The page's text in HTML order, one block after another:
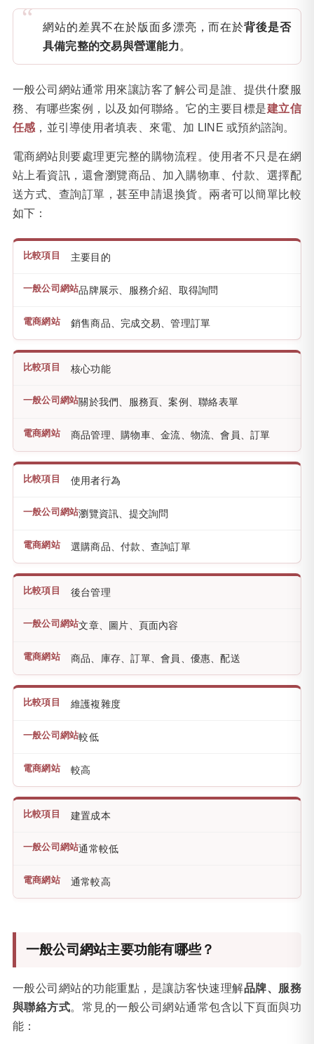
網站的差異不在於版面多漂亮，而在於背後是否
具備完整的交易與營運能力。
一般公司網站通常用來讓訪客了解公司是誰、提供什麼服
務、有哪些案例，以及如何聯絡。它的主要目標是建立信
任感 ，並引導使用者填表、來電、加 LINE 或預約諮詢。
電商網站則要處理更完整的購物流程。使用者不只是在網
站上看資訊，還會瀏覽商品、加入購物車、付款、選擇配
送方式、查詢訂單，甚至申請退換貨。兩者可以簡單比較
如下：
主要目的
品牌展示、服務介紹、取得詢問
銷售商品、完成交易、管理訂單
核心功能
關於我們、服務頁、案例、聯絡表單
商品管理、購物車、金流、物流、會員、訂單
使用者行為
瀏覽資訊、提交詢問
選購商品、付款、查詢訂單
後台管理
文章、圖片、頁面內容
商品、庫存、訂單、會員、優惠、配送
維護複雜度
較低
較高
建置成本
通常較低
通常較高
一般公司網站主要功能有哪些？
一般公司網站的功能重點，是讓訪客快速理解品牌、服務
與聯絡方式。常見的一般公司網站通常包含以下頁面與功
能：